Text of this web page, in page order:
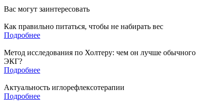
Вас могут заинтересовать
Как правильно питаться, чтобы не набирать вес
Подробнее
Метод исследования по Холтеру: чем он лучше обычного
ЭКГ?
Подробнее
Актуальность иглорефлексотерапии
Подробнее